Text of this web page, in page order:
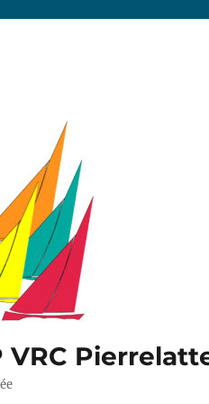
VRC